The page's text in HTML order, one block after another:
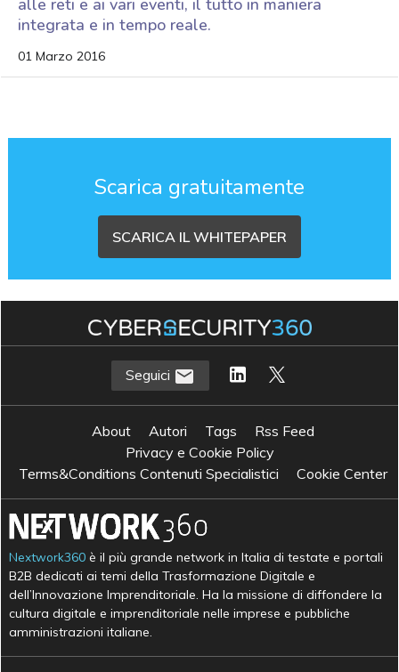
integrata e in tempo reale.
01 Marzo 2016
Scarica gratuitamente
SCARICA IL WHITEPAPER
Seguici
About Autori Tags
Rss Feed
Privacy e Cookie Policy
Terms&Conditions Contenuti Specialistici
Cookie Center
Nextwork360 è il più grande network in Italia di testate e portali
B2B dedicati ai temi della Trasformazione Digitale e
dell’Innovazione Imprenditoriale. Ha la missione di diffondere la
cultura digitale e imprenditoriale nelle imprese e pubbliche
amministrazioni italiane.